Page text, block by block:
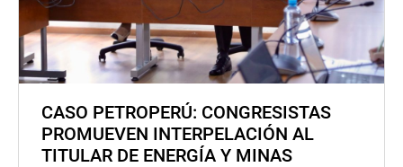
CASO PETROPERÚ: CONGRESISTAS
PROMUEVEN INTERPELACIÓN AL
TITULAR DE ENERGÍA Y MINAS